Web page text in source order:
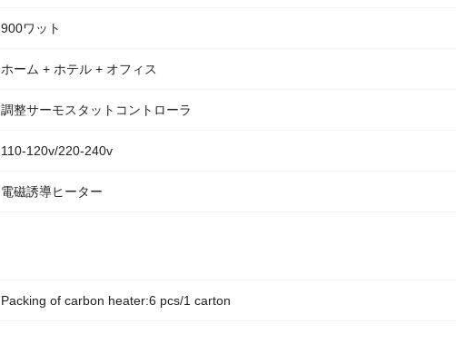
900ワット
ホーム + ホテル + オフィス
調整サーモスタットコントローラ
110-120v/220-240v
電磁誘導ヒーター
Packing of carbon heater:6 pcs/1 carton